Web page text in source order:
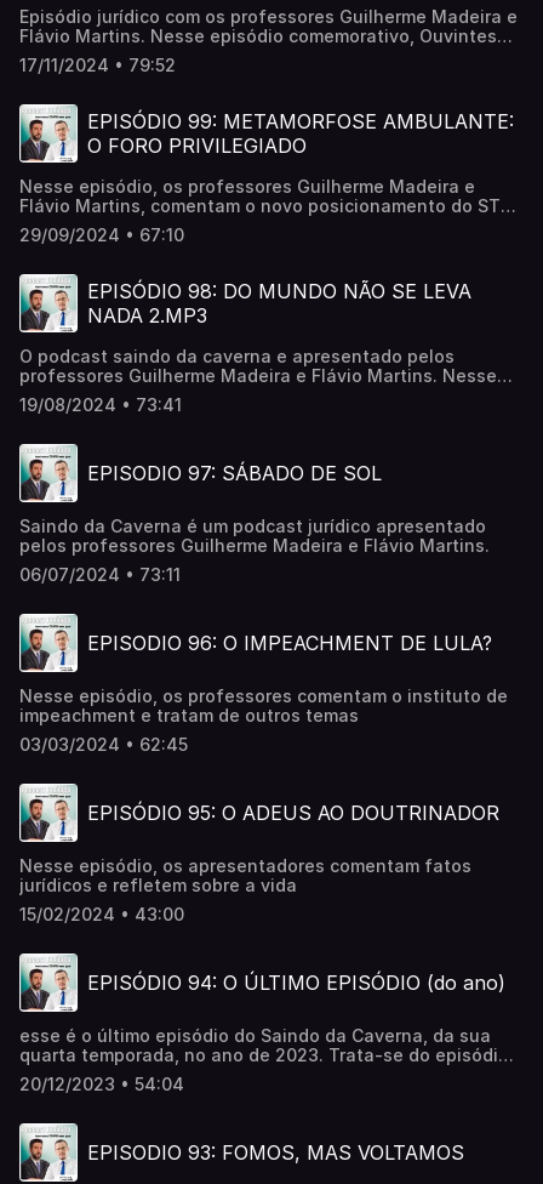
Episódio jurídico com os professores Guilherme Madeira e
Flávio Martins. Nesse episódio comemorativo, Ouvintes
também participaram.
17/11/2024 • 79:52
EPISÓDIO 99: METAMORFOSE AMBULANTE:
O FORO PRIVILEGIADO
Nesse episódio, os professores Guilherme Madeira e
Flávio Martins, comentam o novo posicionamento do STF
sobre o foro privilegiado e também falam sobre a decisão
do STF que suspendeu o Twitter no Brasil.
29/09/2024 • 67:10
EPISÓDIO 98: DO MUNDO NÃO SE LEVA
NADA 2.MP3
O podcast saindo da caverna e apresentado pelos
professores Guilherme Madeira e Flávio Martins. Nesse
episódio, os professores abordam a mais recente emenda
constitucional, a PEC da Anistia, A atuação do STF no
falecimento e o legado do comunicador Silvio Santos.
19/08/2024 • 73:41
EPISODIO 97: SÁBADO DE SOL
Saindo da Caverna é um podcast jurídico apresentado
pelos professores Guilherme Madeira e Flávio Martins.
06/07/2024 • 73:11
EPISODIO 96: O IMPEACHMENT DE LULA?
Nesse episódio, os professores comentam o instituto de
impeachment e tratam de outros temas
03/03/2024 • 62:45
EPISÓDIO 95: O ADEUS AO DOUTRINADOR
Nesse episódio, os apresentadores comentam fatos
jurídicos e refletem sobre a vida
15/02/2024 • 43:00
EPISÓDIO 94: O ÚLTIMO EPISÓDIO (do ano)
esse é o último episódio do Saindo da Caverna, da sua
quarta temporada, no ano de 2023. Trata-se do episódio
94, em que os autores comentam os principais temas
jurídicos do ano
20/12/2023 • 54:04
EPISODIO 93: FOMOS, MAS VOLTAMOS